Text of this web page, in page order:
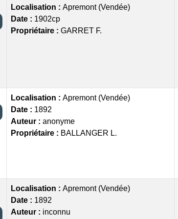
Localisation : Apremont (Vendée)
Date : 1902cp
Propriétaire : GARRET F.
Localisation : Apremont (Vendée)
Date : 1892
Auteur : anonyme
Propriétaire : BALLANGER L.
Localisation : Apremont (Vendée)
Date : 1892
Auteur : inconnu